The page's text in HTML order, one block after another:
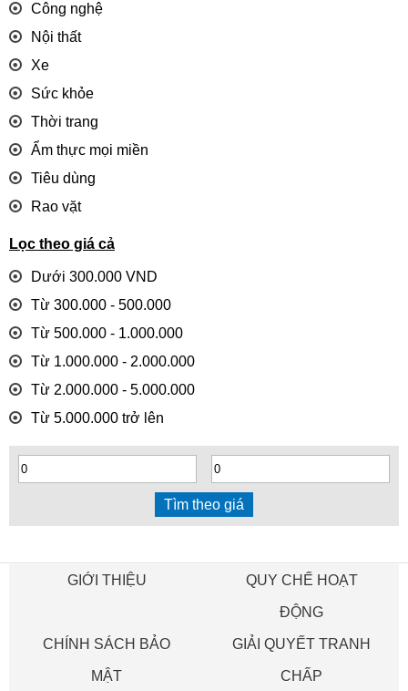
Công nghệ
Nội thất
Xe
Sức khỏe
Thời trang
Ẩm thực mọi miền
Tiêu dùng
Rao vặt
Lọc theo giá cả
Dưới 300.000 VND
Từ 300.000 - 500.000
Từ 500.000 - 1.000.000
Từ 1.000.000 - 2.000.000
Từ 2.000.000 - 5.000.000
Từ 5.000.000 trở lên
GIỚI THIỆU QUY CHẾ HOẠT
ĐỘNG
CHÍNH SÁCH BẢO
MẬT
GIẢI QUYẾT TRANH
CHẤP